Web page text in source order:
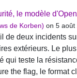
le modèle
de Korben) on 5 août
de deux incidents
extérieurs. Le
qui teste la
the flag, le format